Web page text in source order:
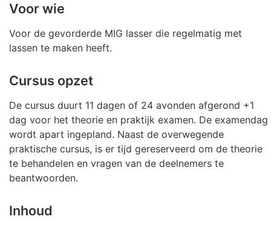
Voor wie
Voor de gevorderde MIG lasser die regelmatig met
lassen te maken heeft.
Cursus opzet
De cursus duurt 11 dagen of 24 avonden afgerond +1
dag voor het theorie en praktijk examen. De examendag
wordt apart ingepland. Naast de overwegende
praktische cursus, is er tijd gereserveerd om de theorie
te behandelen en vragen van de deelnemers te
beantwoorden.
Inhoud